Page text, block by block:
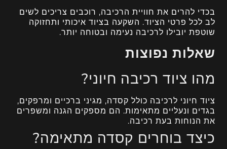
בכדי להרים את חוויית הרכיבה, רוכבים צריכים לשים
לב לכל פרטי הציוד. השקעה בציוד איכותי ותחזוקה
שוטפת יובילו לרכיבה נעימה ובטוחה יותר.
שאלות נפוצות
מהו ציוד רכיבה חיוני?
ציוד חיוני לרכיבה כולל קסדה, מגיני ברכיים ומרפקים,
בגדים ונעליים מתאימות. הם מספקים הגנה ומשפרים
את הנוחות בעת רכיבה.
כיצד בוחרים קסדה מתאימה?